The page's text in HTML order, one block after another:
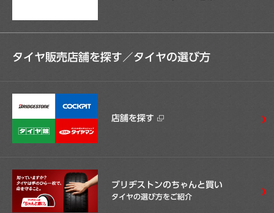
タイヤ販売店舗を探す／タイヤの選び方
店舗を探す
ブリヂストンのちゃんと買い
タイヤの選び方をご紹介